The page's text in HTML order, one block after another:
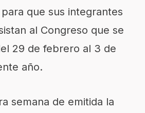
que sus integrantes
al Congreso que se
29 de febrero al 3 de
año.
semana de emitida la